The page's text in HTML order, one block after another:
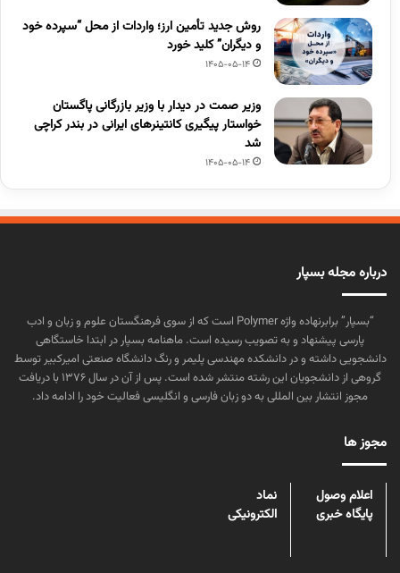
روش جدید تأمین ارز؛ واردات از محل “سپرده خود
و دیگران” کلید خورد
1405-05-14
وزیر صمت در دیدار با وزیر بازرگانی پاگستان
خواستار پیگیری کانتینرهای ایرانی در بندر کراچی
شد
1405-05-14
درباره مجله بسپار
“بسپار” برابرنهاده واژه Polymer است که از سوی فرهنگستان علوم و زبان و ادب
پارسی پیشنهاد و به تصویب رسیده است. ماهنامه بسپار در ابتدا خاستگاهی
دانشجویی داشته و در دانشکده مهندسی پلیمر و رنگ دانشگاه صنعتی امیرکبیر توسط
گروهی از دانشجویان این رشته منتشر شده است. پس از آن در سال ۱۳۷۶ با دریافت
مجوز انتشار بین المللی به دو زبان فارسی و انگلیسی فعالیت خود را ادامه داد.
مجوز ها
اعلام وصول
پایگاه خبری
نماد
الکترونیکی